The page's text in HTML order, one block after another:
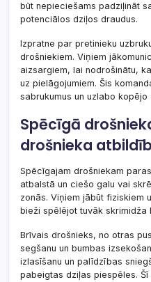
būt nepieciešams padziļināt
potenciālos dziļos draudus.
Izpratne par pretinieku
drošniekiem. Viņiem
aizsargiem, lai nodrošinātu,
uz pielāgojumiem. Šis
sabrukumus un uzlabo
Spēcīgā
drošnieka
Spēcīgajam drošniekam
atbalstā un ciešo galu vai
zonās. Viņiem jābūt fiziskiem
bieži spēlējot tuvāk skrimidža
Brīvais drošnieks, no otras
segšanu un bumbas
izlasīšanu un palīdzības
pabeigtas dziļas piespēles.